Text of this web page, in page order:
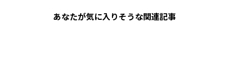
あなたが気に入りそうな関連記事